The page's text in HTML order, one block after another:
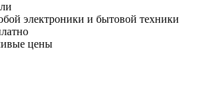
электроники и бытовой техники
цены